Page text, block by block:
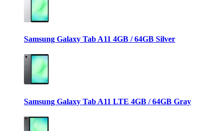
Samsung Galaxy Tab A11 4GB / 64GB Silver
Samsung Galaxy Tab A11 LTE 4GB / 64GB Gray